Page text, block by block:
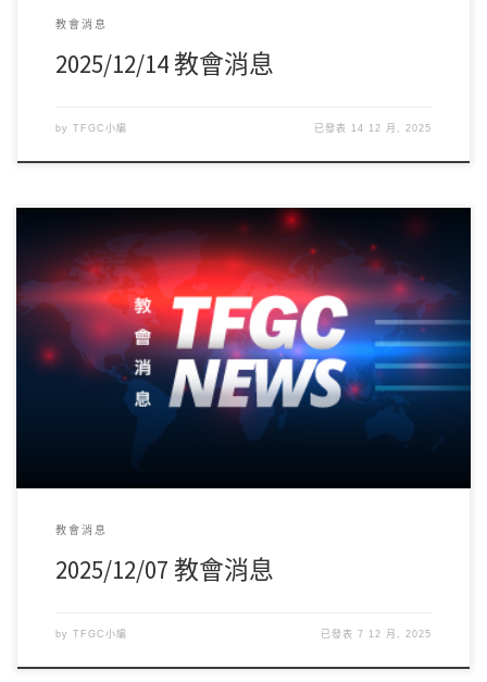
教會消息
2025/12/14 教會消息
by TFGC小編 已發表 14 12 月, 2025
2025年下半年度「幸福季」名人講座陣容出爐囉！內容精彩可期，
趕緊筆記＆邀請新朋友參加！– […]
教會消息
2025/12/07 教會消息
by TFGC小編 已發表7 12 月, 2025